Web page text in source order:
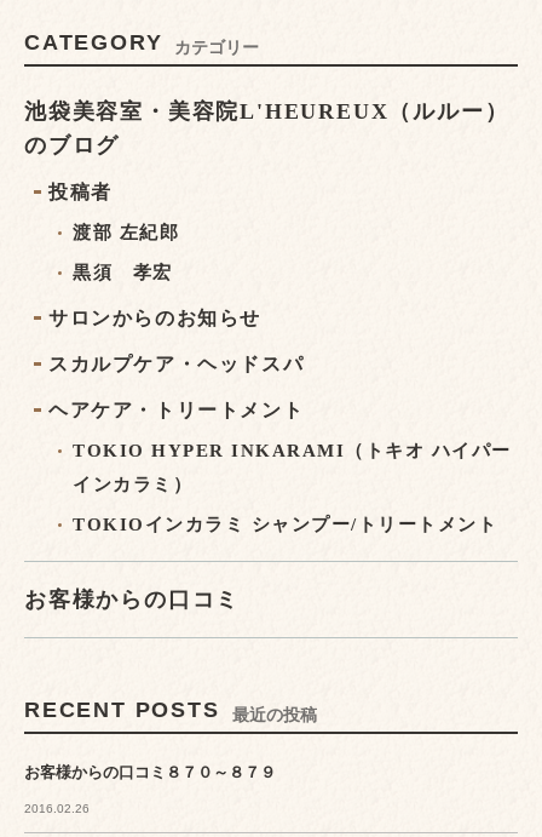
CATEGORY カテゴリー
池袋美容室・美容院L'HEUREUX（ルルー）
のブログ
投稿者
渡部 左紀郎
黒須 孝宏
サロンからのお知らせ
スカルプケア・ヘッドスパ
ヘアケア・トリートメント
TOKIO HYPER INKARAMI（トキオ ハイパー
インカラミ）
TOKIOインカラミ シャンプー/トリートメント
お客様からの口コミ
RECENT POSTS 最近の投稿
お客様からの口コミ８７０～８７９
2016.02.26